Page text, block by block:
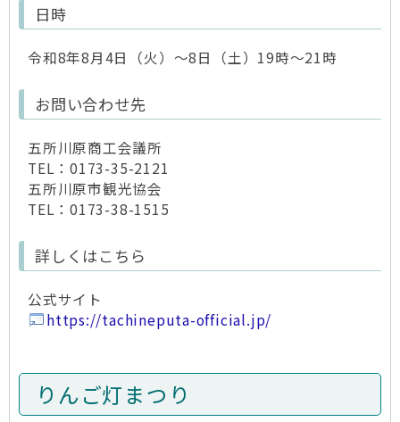
日時
令和8年8月4日（火）～8日（土）19時～21時
お問い合わせ先
五所川原商工会議所
TEL：0173-35-2121
五所川原市観光協会
TEL：0173-38-1515
詳しくはこちら
公式サイト
https://tachineputa-official.jp/
りんご灯まつり